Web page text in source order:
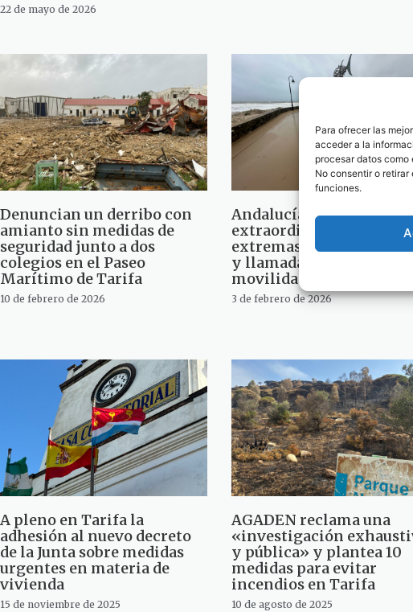
Para ofrecer las
acceder a la
procesar datos
No consentir o
funciones.
22 de mayo de 2026
Denuncian un derribo con
amianto sin medidas de
seguridad junto a dos
colegios en el Paseo
Marítimo de Tarifa
10 de febrero de 2026
Andalucía activa
extraordinarias por
extremas: colegios
y llamada a limitar la
movilidad
3 de febrero de 2026
A pleno en Tarifa la
adhesión al nuevo decreto
de la Junta sobre medidas
urgentes en materia de
vivienda
15 de noviembre de 2025
AGADEN reclama una
«investigación
y pública» y plantea 10
medidas para evitar
incendios en Tarifa
10 de agosto de 2025